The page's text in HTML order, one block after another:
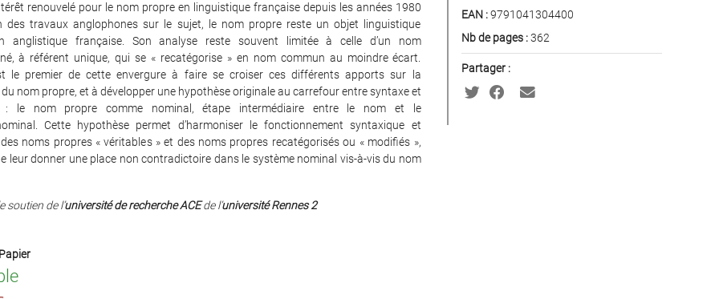
renouvelé pour le nom propre en linguistique française depuis les années 1980
des travaux anglophones sur le sujet, le nom propre reste un objet linguistique
anglistique française. Son analyse reste souvent limitée à celle d’un nom
à référent unique, qui se « recatégorise » en nom commun au moindre écart.
le premier de cette envergure à faire se croiser ces différents apports sur la
nom propre, et à développer une hypothèse originale au carrefour entre syntaxe et
: le nom propre comme nominal, étape intermédiaire entre le nom et le
Cette hypothèse permet d’harmoniser le fonctionnement syntaxique et
noms propres « véritables » et des noms propres recatégorisés ou « modifiés »,
leur donner une place non contradictoire dans le système nominal vis-à-vis du nom
soutien de l’université de recherche ACEde l’université Rennes 2
EAN :9791041304400
Nb de pages :362
Partager :